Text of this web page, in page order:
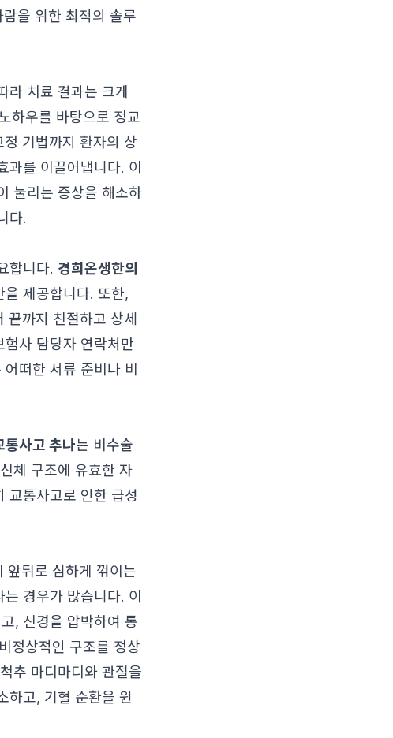
을 위한 최적의 솔루
치료 결과는 크게
하우를 바탕으로 정교
기법까지 환자의 상
를 이끌어냅니다. 이
눌리는 증상을 해소하
다.
합니다. 경희온생한의
제공합니다. 또한,
끝까지 친절하고 상세
사 담당자 연락처만
떠한 서류 준비나 비
통사고 추나는 비수술
체 구조에 유효한 자
교통사고로 인한 급성
앞뒤로 심하게 꺾이는
경우가 많습니다. 이
, 신경을 압박하여 통
정상적인 구조를 정상
추 마디마디와 관절을
하고, 기혈 순환을 원